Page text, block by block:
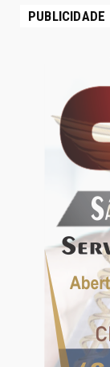
PUBLICIDADE